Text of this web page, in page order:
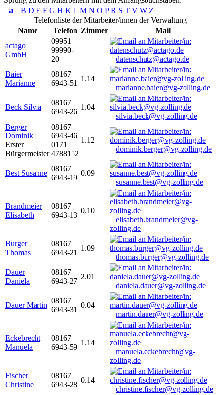
a B D E F G H K L M N O P R S T V W Z
Telefonliste der Mitarbeiter/innen der Verwaltung
Name
Telefon Zimmer
Mail
actago
GmbH
09951
99990-
20
datenschutz@actago.de
Baier
Marianne
08167
6943-51
1.14
marianne.baier@vg-zolling.de
Beck Silvia
08167
6943-26
1.04
silvia.beck@vg-zolling.de
Berger
Dominik
Erster
Bürgermeister
08167
6943-46
0171
4788152
1.12
dominik.berger@vg-zolling.de
Best Susanne
08167
6943-19
0.09
susanne.best@vg-zolling.de
Brandmeier
Elisabeth
08167
6943-13
0.10
elisabeth.brandmeier@vg-
zolling.de
Burger
Thomas
08167
6943-21
1.09
thomas.burger@vg-zolling.de
Dauer
Daniela
08167
6943-27
2.01
daniela.dauer@vg-zolling.de
Dauer Martin
08167
6943-31
0.04
martin.dauer@vg-zolling.de
Eckebrecht
Manuela
08167
6943-59
1.14
manuela.eckebrecht@vg-
zolling.de
Fischer
Christine
08167
6943-28
0.14
christine.fischer@vg-zolling.de